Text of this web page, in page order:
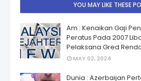
YOU MAY LIKE THESE
Am : Kenaikan Gaji
Peratus Pada 2007
Pelaksana Gred
MAY 02, 2024
Dunia : Azerbaijan